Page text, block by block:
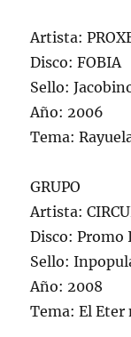
Artista:
Disco: FOBIA
Sello:
Año: 2006
Tema:
GRUPO
Artista:
Disco: Promo
Sello:
Año: 2008
Tema: El Eter